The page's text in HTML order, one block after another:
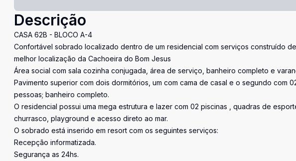
Descrição
CASA 62B - BLOCO A-4
Confortável sobrado localizado dentro de um residencial com serviços construído
melhor localização da Cachoeira do Bom Jesus
Área social com sala cozinha conjugada, área de serviço, banheiro completo e
Pavimento superior com dois dormitórios, um com cama de casal e o segundo com
pessoas; banheiro completo.
O residencial possui uma mega estrutura e lazer com 02 piscinas , quadras de
churrasco, playground e acesso direto ao mar.
O sobrado está inserido em resort com os seguintes serviços:
Recepção informatizada.
Segurança as 24hs.